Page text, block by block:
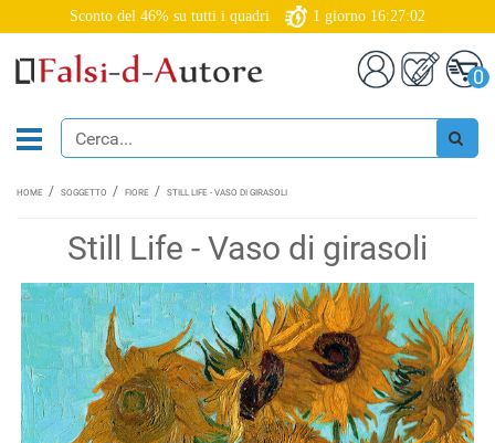
Sconto del 46% su tutti i quadri 1 giorno 16:27:01
0
HOME SOGGETTO FIORE STILL LIFE - VASO DI GIRASOLI
Still Life - Vaso di girasoli